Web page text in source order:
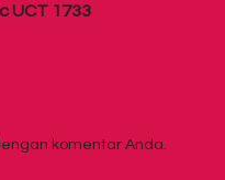
UCT 1733
komentar Anda.